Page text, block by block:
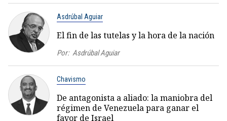
Asdrúbal Aguiar
El fin de las tutelas y la hora de la nación
Por: Asdrúbal Aguiar
Chavismo
De antagonista a aliado: la maniobra del
régimen de Venezuela para ganar el
favor de Israel